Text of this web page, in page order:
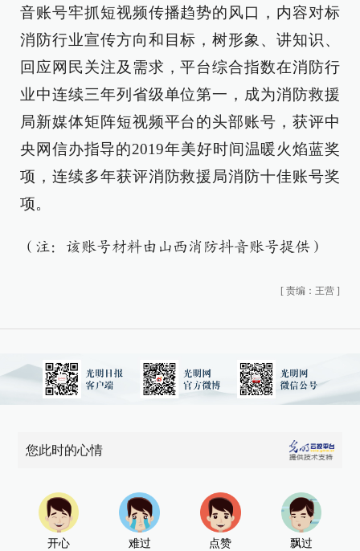
音账号牢抓短视频传播趋势的风口，内容对标
消防行业宣传方向和目标，树形象、讲知识、
回应网民关注及需求，平台综合指数在消防行
业中连续三年列省级单位第一，成为消防救援
局新媒体矩阵短视频平台的头部账号，获评中
央网信办指导的2019年美好时间温暖火焰蓝奖
项，连续多年获评消防救援局消防十佳账号奖
项。
（注：该账号材料由山西消防抖音账号提供）
[ 责编：王营 ]
您此时的心情
开心 难过 点赞 飘过